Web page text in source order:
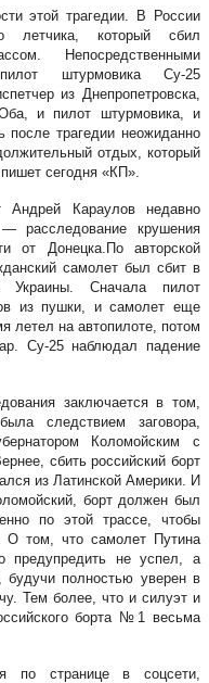
этой трагедии. В России
летчика, который сбил
Непосредственными
штурмовика Су-25
из Днепропетровска,
и пилот штурмовика, и
трагедии неожиданно
отдых, который
сегодня «КП».
Андрей Караулов недавно
расследование крушения
от Донецка.По авторской
самолет был сбит в
Украины. Сначала пилот
из пушки, и самолет еще
летел на автопилоте, потом
Су-25 наблюдал падение
заключается в том,
следствием заговора,
Коломойским с
сбить российский борт
из Латинской Америки. И
борт должен был
по этой трассе, чтобы
О том, что самолет Путина
предупредить не успел, а
будучи полностью уверен в
Тем более, что и силуэт и
борта №1 весьма
по странице в соцсети,